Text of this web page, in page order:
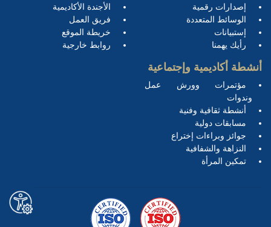
إصدارات رقمية
الوسائط المتعددة
إستبيانات
رأيك يهمنا
الأجندة الأكاديمية
فريق العمل
خريطة الموقع
روابط خارجية
أنشطة أكاديمية وإجتماعية
مؤتمرات وورش عمل
وندوات
أنشطة ثقافية وفنية
مسابقات دولية
جوائز وبراءات إختراع
النزاهة والشفافية
تمكين المرأة